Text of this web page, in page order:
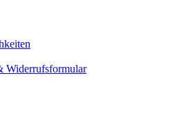
Widerrufsformular